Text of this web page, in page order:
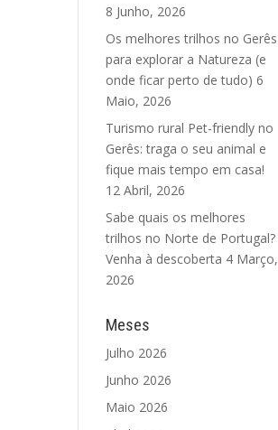
8 Junho, 2026
Os melhores trilhos no Gerês
para explorar a Natureza (e
onde ficar perto de tudo) 6
Maio, 2026
Turismo rural Pet-friendly no
Gerês: traga o seu animal e
fique mais tempo em casa!
12 Abril, 2026
Sabe quais os melhores
trilhos no Norte de Portugal?
Venha à descoberta 4 Março,
2026
Meses
Julho 2026
Junho 2026
Maio 2026